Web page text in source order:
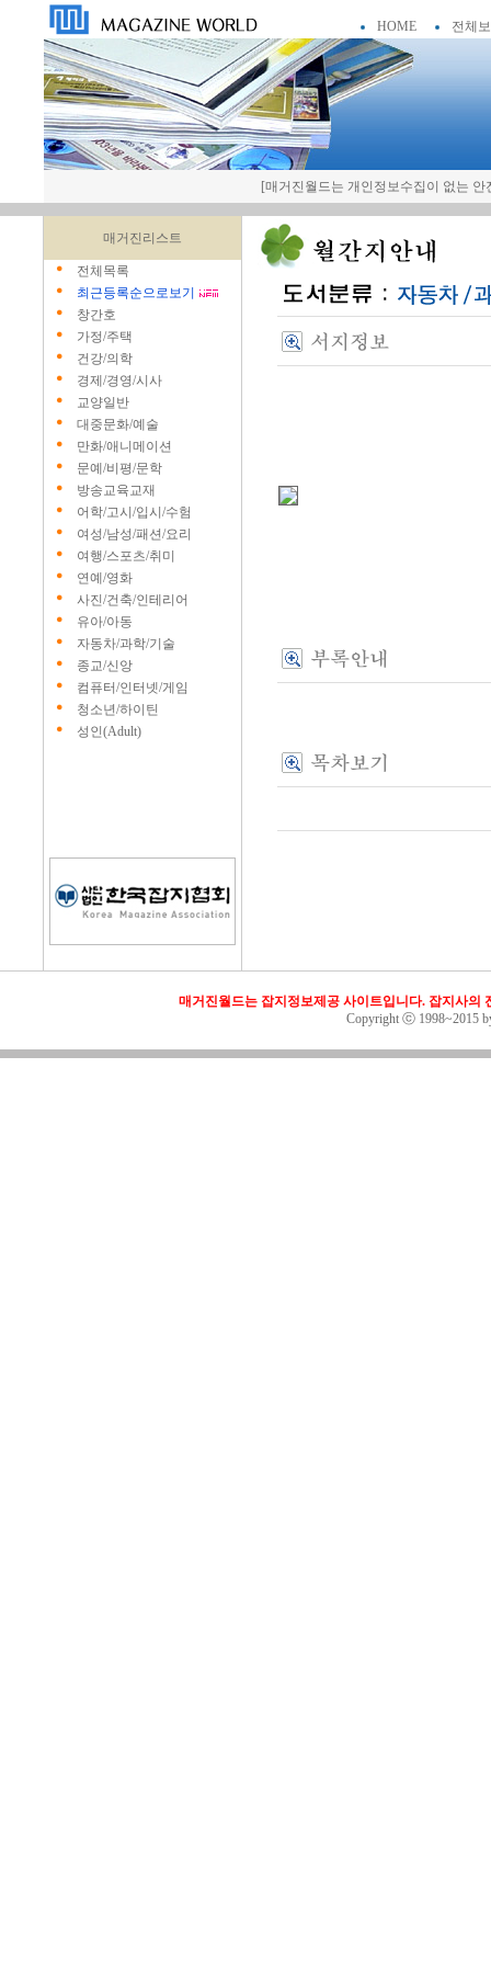
HOME 전체
[매거진월드는 개인정보수집이 없는 안
매거진리스트
전체목록
최근등록순으로보기
창간호
가정/주택
건강/의학
경제/경영/시사
교양일반
대중문화/예술
만화/애니메이션
문예/비평/문학
방송교육교재
어학/고시/입시/수험
여성/남성/패션/요리
여행/스포츠/취미
연예/영화
사진/건축/인테리어
유아/아동
자동차/과학/기술
종교/신앙
컴퓨터/인터넷/게임
청소년/하이틴
성인(Adult)
매거진월드는 잡지정보제공 사이트입니다. 잡지사의
Copyright ⓒ 1998~2015